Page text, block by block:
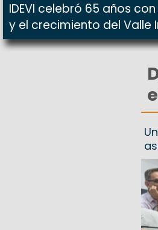
IDEVI celebró 65 años
y el crecimiento del Valle